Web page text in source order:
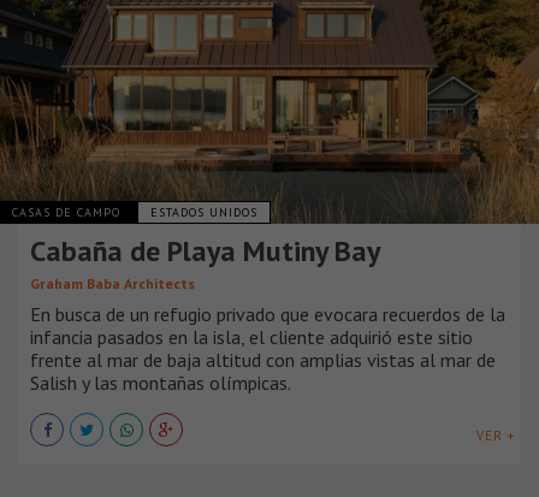
CASAS DE CAMPO ESTADOS UNIDOS
Cabaña de Playa Mutiny Bay
Graham Baba Architects
En busca de un refugio privado que evocara recuerdos de la
infancia pasados en la isla, el cliente adquirió este sitio
frente al mar de baja altitud con amplias vistas al mar de
Salish y las montañas olímpicas.
VER +